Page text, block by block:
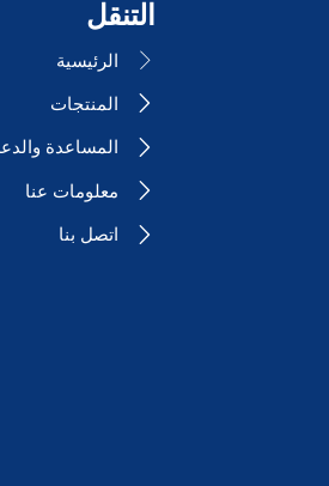
التنقل
 الرئيسية
 المنتجات
 المساعدة
 معلومات عنا
 اتصل بنا